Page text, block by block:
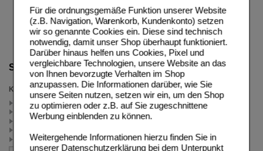
Für die ordnungsgemäße Funktion unserer Website
(z.B. Navigation, Warenkorb, Kundenkonto) setzen
wir so genannte Cookies ein. Diese sind technisch
notwendig, damit unser Shop überhaupt funktioniert.
Darüber hinaus helfen uns Cookies, Pixel und
vergleichbare Technologien, unsere Website an das
von Ihnen bevorzugte Verhalten im Shop
anzupassen. Die Informationen darüber, wie Sie
unsere Seiten nutzen, setzen wir ein, um den Shop
zu optimieren oder z.B. auf Sie zugeschnittene
Werbung einblenden zu können.
Weitergehende Informationen hierzu finden Sie in
unserer Datenschutzerklärungbei dem Unterpunkt
Suche verfeinern
Kategorien
für den Notfall (4)
Husten & Erkältung (4)
Isla Original (4)
Reiseapotheke (4)